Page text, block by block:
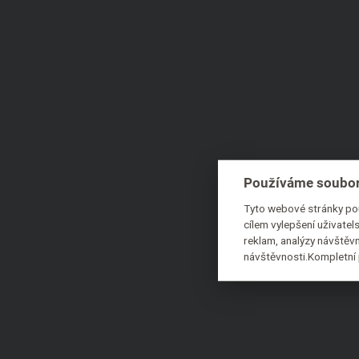
Používáme
Tyto webové stránky
cílem vylepšení
reklam, analýzy
návštěvnosti.Kompletní